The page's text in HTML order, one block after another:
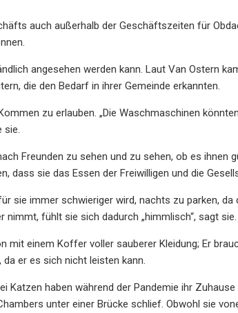
auch außerhalb der Geschäftszeiten für
angesehen werden kann. Laut Van Ostern
die den Bedarf in ihrer Gemeinde erkannten.
zu erlauben. „Die Waschmaschinen
Freunden zu sehen und zu sehen, ob es ihnen
dass sie das Essen der Freiwilligen und die
sie immer schwieriger wird, nachts zu parken,
fühlt sie sich dadurch „himmlisch“, sagt sie.
mit einem Koffer voller sauberer Kleidung; Er
er es sich nicht leisten kann.
Katzen haben während der Pandemie ihr
unter einer Brücke schlief. Obwohl sie